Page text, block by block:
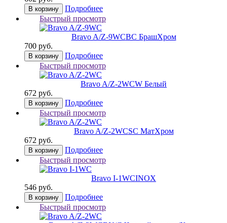
В корзину
Подробнее
Быстрый просмотр
Bravo A/Z-9WCBС БрашХром
700 руб.
В корзину
Подробнее
Быстрый просмотр
Bravo A/Z-2WCW Белый
672 руб.
В корзину
Подробнее
Быстрый просмотр
Bravo A/Z-2WCSC МатХром
672 руб.
В корзину
Подробнее
Быстрый просмотр
Bravo I-1WCINOX
546 руб.
В корзину
Подробнее
Быстрый просмотр